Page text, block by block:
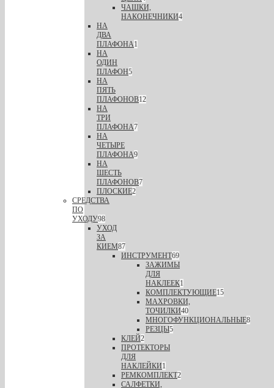
ЧАШКИ,
НАКОНЕЧНИКИ4
НА
ДВА
ПЛАФОНА1
НА
ОДИН
ПЛАФОН5
НА
ПЯТЬ
ПЛАФОНОВ12
НА
ТРИ
ПЛАФОНА7
НА
ЧЕТЫРЕ
ПЛАФОНА9
НА
ШЕСТЬ
ПЛАФОНОВ7
ПЛОСКИЕ2
СРЕДСТВА
ПО
УХОДУ98
УХОД
ЗА
КИЕМ87
ИНСТРУМЕНТ69
ЗАЖИМЫ
ДЛЯ
НАКЛЕЕК1
КОМПЛЕКТУЮЩИЕ15
МАХРОВКИ,
ТОЧИЛКИ40
МНОГОФУНКЦИОНАЛЬНЫЕ8
РЕЗЦЫ5
КЛЕЙ2
ПРОТЕКТОРЫ
ДЛЯ
НАКЛЕЙКИ1
РЕМКОМПЛЕКТ2
САЛФЕТКИ,